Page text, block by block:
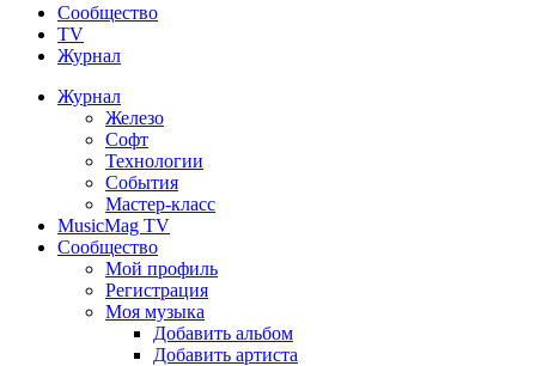
Сообщество
TV
Журнал
Журнал
Железо
Софт
Технологии
События
Мастер-класс
MusicMag TV
Сообщество
Мой профиль
Регистрация
Моя музыка
Добавить альбом
Добавить артиста